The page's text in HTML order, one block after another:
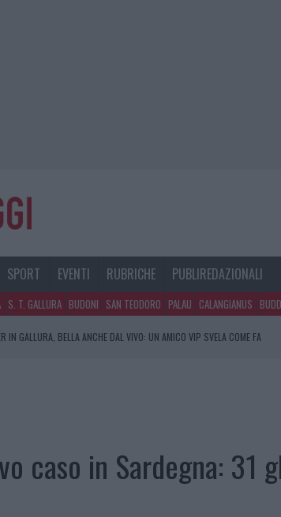
SPORT EVENTI RUBRICHE PUBLIREDAZIONALI
S. T. GALLURA BUDONI SAN TEODORO PALAU CALANGIANUS
IN GALLURA, BELLA ANCHE DAL VIVO: UN AMICO VIP SVELA COME FA
caso in Sardegna: 31